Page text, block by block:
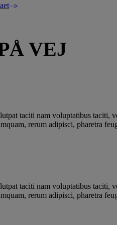
VEJ
taciti nam voluptatibus taciti,
rerum adipisci, pharetra
taciti nam voluptatibus taciti,
rerum adipisci, pharetra